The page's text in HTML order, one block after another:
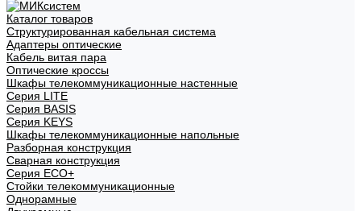
Каталог товаров
Структурированная кабельная система
Адаптеры оптические
Кабель витая пара
Оптические кроссы
Шкафы телекоммуникационные настенные
Cерия LITE
Cерия BASIS
Cерия KEYS
Шкафы телекоммуникационные напольные
Разборная конструкция
Сварная конструкция
Серия ECO+
Стойки телекоммуникационные
Однорамные